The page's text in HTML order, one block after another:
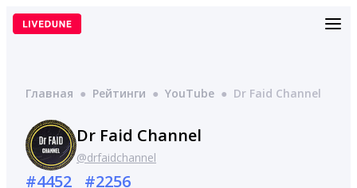
Перейти
Главная ● Рейтинги ● YouTube ● Dr Faid Channel
Dr Faid Channel
@drfaidchannel
#4452 #2256